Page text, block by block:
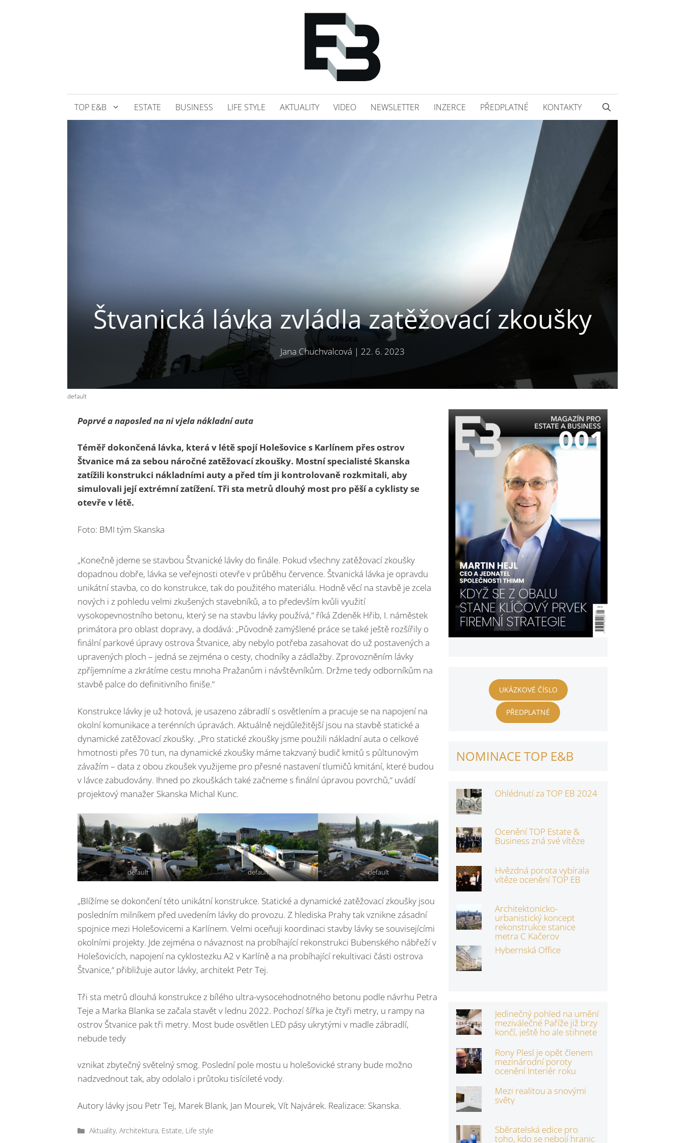
TOP E&B ESTATE BUSINESS LIFE STYLE AKTUALITY VIDEO NEWSLETTER INZERCE PŘEDPLATNÉ KONTAKTY
Štvanická lávka zvládla zatěžovací zkoušky
Jana Chuchvalcová | 22. 6. 2023
default
Poprvé a naposled na ni vjela nákladní auta
Téměř dokončená lávka, která v létě spojí Holešovice s Karlínem přes ostrov
Štvanice má za sebou náročné zatěžovací zkoušky. Mostní specialisté Skanska
zatížili konstrukci nákladními auty a před tím ji kontrolovaně rozkmitali, aby
simulovali její extrémní zatížení. Tři sta metrů dlouhý most pro pěší a cyklisty se
otevře v létě.
Foto: BMI tým Skanska
„Konečně jdeme se stavbou Štvanické lávky do finále. Pokud všechny zatěžovací zkoušky
dopadnou dobře, lávka se veřejnosti otevře v průběhu července. Štvanická lávka je opravdu
unikátní stavba, co do konstrukce, tak do použitého materiálu. Hodně věcí na stavbě je zcela
nových i z pohledu velmi zkušených stavebníků, a to především kvůli využití
vysokopevnostního betonu, který se na stavbu lávky používá,“ říká Zdeněk Hřib, I. náměstek
primátora pro oblast dopravy, a dodává: „Původně zamýšlené práce se také ještě rozšířily o
finální parkové úpravy ostrova Štvanice, aby nebylo potřeba zasahovat do už postavených a
upravených ploch – jedná se zejména o cesty, chodníky a zádlažby. Zprovozněním lávky
zpříjemníme a zkrátíme cestu mnoha Pražanům i návštěvníkům. Držme tedy odborníkům na
stavbě palce do definitivního finiše.“
Konstrukce lávky je už hotová, je usazeno zábradlí s osvětlením a pracuje se na napojení na
okolní komunikace a terénních úpravách. Aktuálně nejdůležitější jsou na stavbě statické a
dynamické zatěžovací zkoušky. „Pro statické zkoušky jsme použili nákladní auta o celkové
hmotnosti přes 70 tun, na dynamické zkoušky máme takzvaný budič kmitů s půltunovým
závažím – data z obou zkoušek využijeme pro přesné nastavení tlumičů kmitání, které budou
v lávce zabudovány. Ihned po zkouškách také začneme s finální úpravou povrchů,“ uvádí
projektový manažer Skanska Michal Kunc.
default default default
„Blížíme se dokončení této unikátní konstrukce. Statické a dynamické zatěžovací zkoušky jsou
posledním milníkem před uvedením lávky do provozu. Z hlediska Prahy tak vznikne zásadní
spojnice mezi Holešovicemi a Karlínem. Velmi oceňuji koordinaci stavby lávky se souvisejícími
okolními projekty. Jde zejména o návaznost na probíhající rekonstrukci Bubenského nábřeží v
Holešovicích, napojení na cyklostezku A2 v Karlíně a na probíhající rekultivaci části ostrova
Štvanice,“ přibližuje autor lávky, architekt Petr Tej.
Tři sta metrů dlouhá konstrukce z bílého ultra-vysocehodnotného betonu podle návrhu Petra
Teje a Marka Blanka se začala stavět v lednu 2022. Pochozí šířka je čtyři metry, u rampy na
ostrov Štvanice pak tři metry. Most bude osvětlen LED pásy ukrytými v madle zábradlí,
nebude tedy
vznikat zbytečný světelný smog. Poslední pole mostu u holešovické strany bude možno
nadzvednout tak, aby odolalo i průtoku tisícileté vody.
Autory lávky jsou Petr Tej, Marek Blank, Jan Mourek, Vít Najvárek. Realizace: Skanska.
Rubriky
Aktuality,Architektura, Estate, Life style
UKÁZKOVÉ ČÍSLO
PŘEDPLATNÉ
NOMINACE TOP E&B
Ohlédnutí za TOP EB 2024
Ocenění TOP Estate &
Business zná své vítěze
Hvězdná porota vybírala
vítěze ocenění TOP EB
Architektonicko-
urbanistický koncept
rekonstrukce stanice
metra C Kačerov
Hybernská Office
Jedinečný pohled na umění
meziválečné Paříže již brzy
končí, ještě ho ale stihnete
Rony Plesl je opět členem
mezinárodní poroty
ocenění Interiér roku
Mezi realitou a snovými
světy
Sběratelská edice pro
toho, kdo se nebojí hranic